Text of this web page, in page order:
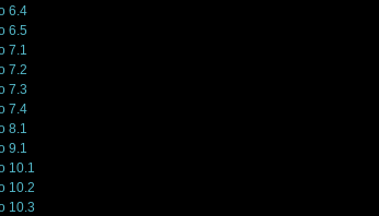
6.4
6.5
7.1
7.2
7.3
7.4
8.1
9.1
10.1
10.2
10.3